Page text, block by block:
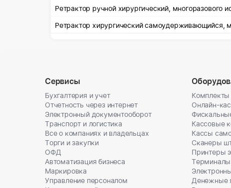
Ретрактор ручной хирургический, многоразового
Ретрактор хирургический самоудерживающийся,
Сервисы
Бухгалтерия и учет
Отчетность через интернет
Электронный документооборот
Транспорт и логистика
Все о компаниях и владельцах
Торги и закупки
ОФД
Автоматизация бизнеса
Маркировка
Управление персоналом
Комплекты
Онлайн-
Кассовые
Кассы
Сканеры
Принтеры
Денежные